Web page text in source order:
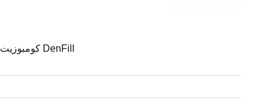
كومبوزيت DenFill